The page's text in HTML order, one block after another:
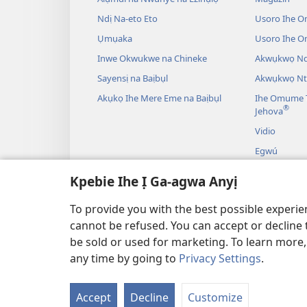
Kpebie Ihe Ị Ga-agwa Anyị
To provide you with the best possible
cannot be refused. You can accept or
be sold or used for marketing. To learn
any time by going to Privacy Settings.
Accept Decline Customize
Ndị Na-eto Eto
Ụmụaka
Inwe Okwukwe na Chineke
Sayensị na Baịbụl
Akụkọ Ihe Mere Eme na Baịbụl
Usoro Ihe
Usoro Ihe
Akwụkwọ
Akwụkwọ
Ihe Omume
Jehova®
Vidio
Egwú
IHE NDỊ Ị GA-EME NA